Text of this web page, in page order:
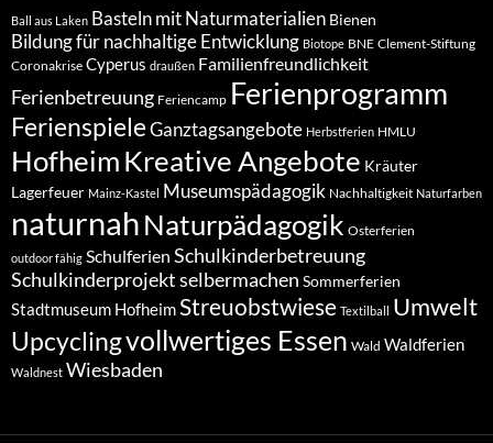
Ball aus Laken Basteln mit Naturmaterialien Bienen
Bildung für nachhaltige Entwicklung Biotope BNE Clement-Stiftung
Coronakrise Cyperus draußen Familienfreundlichkeit
Ferienbetreuung Feriencamp Ferienprogramm
FerienspieleGanztagsangebote Herbstferien HMLU
HofheimKreative Angebote Kräuter
Lagerfeuer Mainz-Kastel Museumspädagogik Nachhaltigkeit Naturfarben
naturnahNaturpädagogik Osterferien
outdoor fähig Schulferien Schulkinderbetreuung
Schulkinderprojektselbermachen Sommerferien
Stadtmuseum HofheimStreuobstwiese Textilball Umwelt
Upcyclingvollwertiges Essen Wald Waldferien
Waldnest Wiesbaden